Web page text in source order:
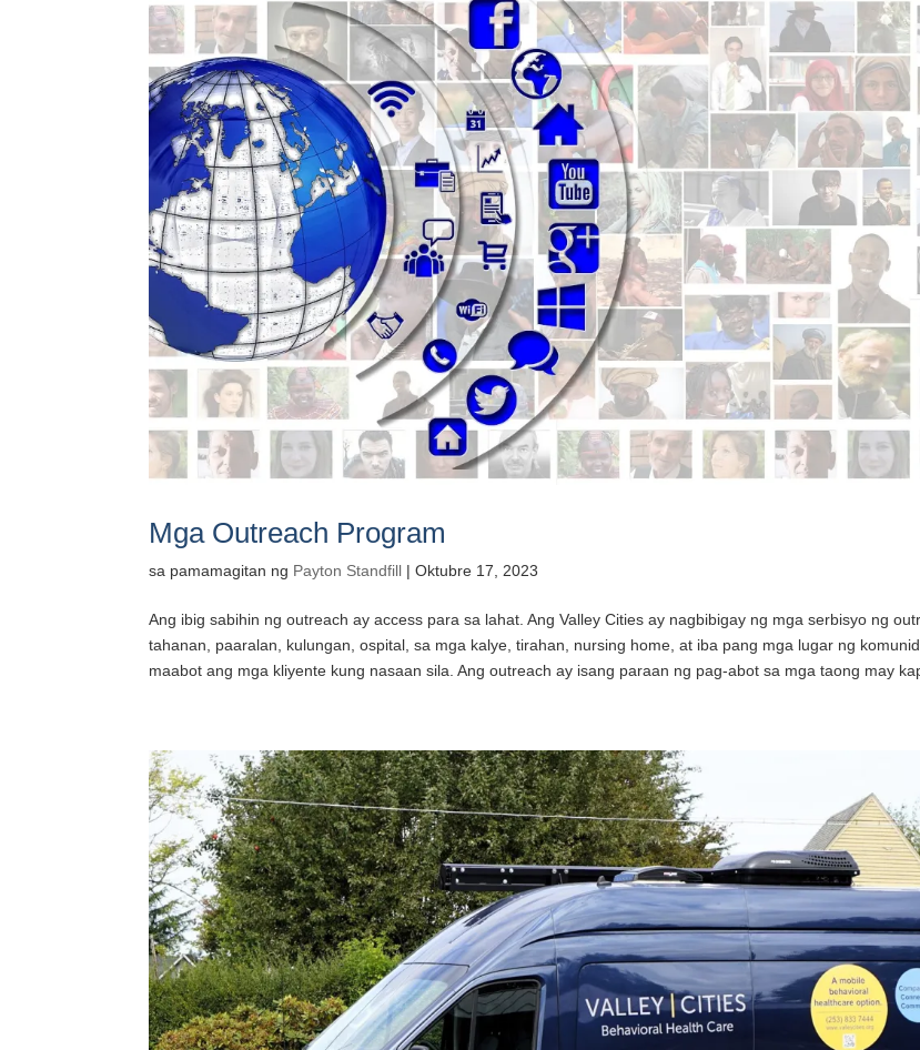
Mga Outreach Program
sa pamamagitan ng Payton Standfill |Oktubre 17, 2023
Ang ibig sabihin ng outreach ay access para sa lahat. Ang Valley Cities ay nagbibigay ng mga serbisyo ng
tahanan, paaralan, kulungan, ospital, sa mga kalye, tirahan, nursing home, at iba pang mga lugar ng
maabot ang mga kliyente kung nasaan sila. Ang outreach ay isang paraan ng pag-abot sa mga taong may